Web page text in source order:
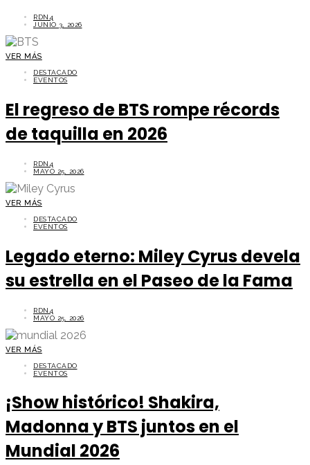
RDN4
JUNIO 3, 2026
VER MÁS
DESTACADO
EVENTOS
El regreso de BTS rompe récords
de taquilla en 2026
RDN4
MAYO 25, 2026
VER MÁS
DESTACADO
EVENTOS
Legado eterno: Miley Cyrus devela
su estrella en el Paseo de la Fama
RDN4
MAYO 25, 2026
VER MÁS
DESTACADO
EVENTOS
¡Show histórico! Shakira,
Madonna y BTS juntos en el
Mundial 2026